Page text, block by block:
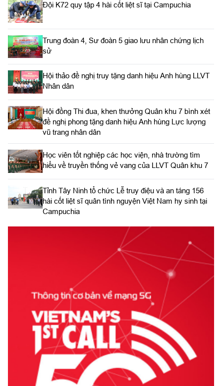
Đội K72 quy tập 4 hài cốt liệt sĩ tại Campuchia
Trung đoàn 4, Sư đoàn 5 giao lưu nhân chứng lịch
sử
Hội thảo đề nghị truy tặng danh hiệu Anh hùng LLVT
Nhân dân
Hội đồng Thi đua, khen thưởng Quân khu 7 bình xét
đề nghị phong tặng danh hiệu Anh hùng Lực lượng
vũ trang nhân dân
Học viên tốt nghiệp các học viện, nhà trường tìm
hiểu về truyền thống vẻ vang của LLVT Quân khu 7
​Tỉnh Tây Ninh tổ chức Lễ truy điệu và an táng 156
hài cốt liệt sĩ quân tình nguyện Việt Nam hy sinh tại
Campuchia